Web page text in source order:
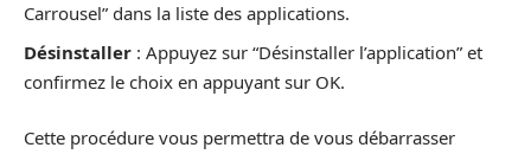
Carrousel” dans la liste des applications.
Désinstaller : Appuyez sur “Désinstaller l’application” et
confirmez le choix en appuyant sur OK.
Cette procédure vous permettra de vous débarrasser